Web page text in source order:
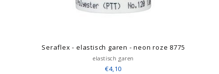
Seraflex - elastisch garen - neon roze 8775
elastisch garen
€4,10